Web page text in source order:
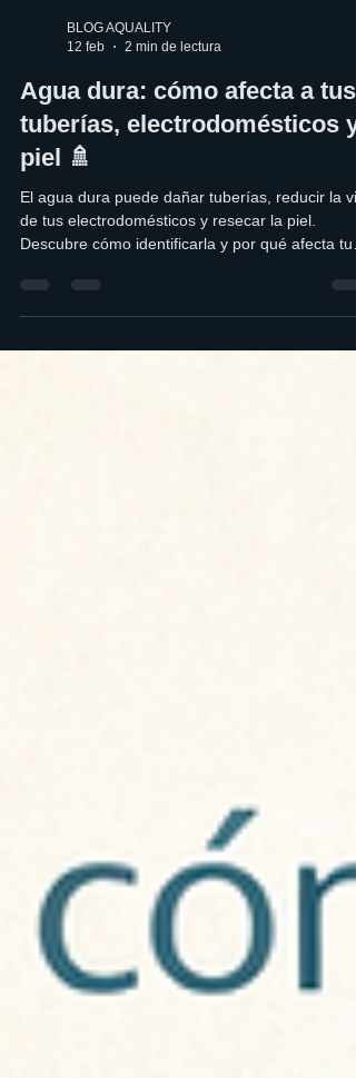
BLOG AQUALITY
12 feb
2 min de lectura
Agua dura: cómo afecta a tus
tuberías, electrodomésticos y
piel 🚿
El agua dura puede dañar tuberías, reducir la
hogar.